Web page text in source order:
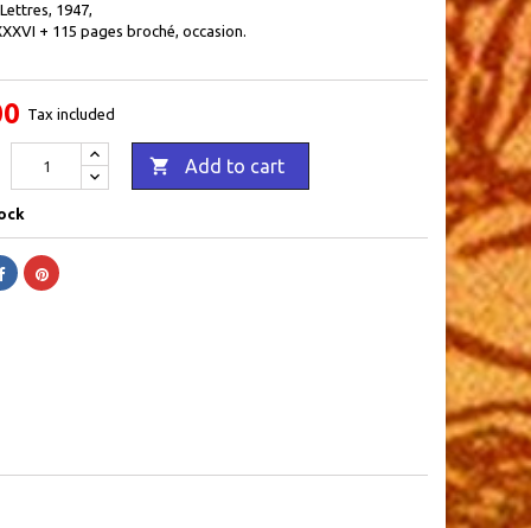
1947,
+ 115 pages broché, occasion.
Tax included
 Add to cart